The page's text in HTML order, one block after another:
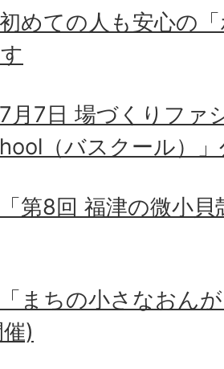
初めての人も安心の
7月7日 場づくりファ
（バスクール）
「第8回 福津の微小
「まちの小さなおん
)